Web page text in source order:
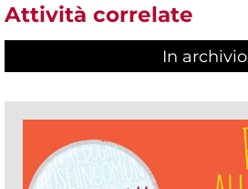
Attività correlate
In archivio